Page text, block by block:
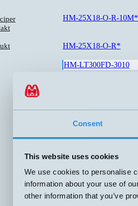
Consent
This website uses cookies
We use cookies to personalise
information about your use of
other information that you’ve
HM-25X18-O-R-10M*
HM-25X18-O-R*
HM-LT300FD-3010
HM25P-A-5M
HM40-O
HM40-S
HM57-BFJ-A-5M